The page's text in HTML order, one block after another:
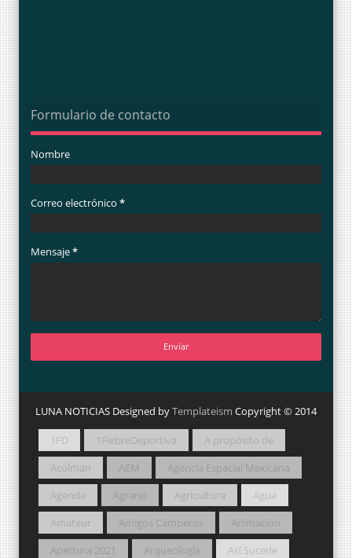
Formulario de contacto
Nombre
Correo electrónico *
Mensaje*
LUNA NOTICIAS Designed byTemplateism Copyright © 2014
1FD 1FiebreDeportiva
A propósito de
Acolman
AEM
Agencia Espacial Mexicana
Agenda
Agrario Agricultura
Agua
Amateur
Amigos Camperos
Animación
Apertura 2021
Arqueología
Así Sucede